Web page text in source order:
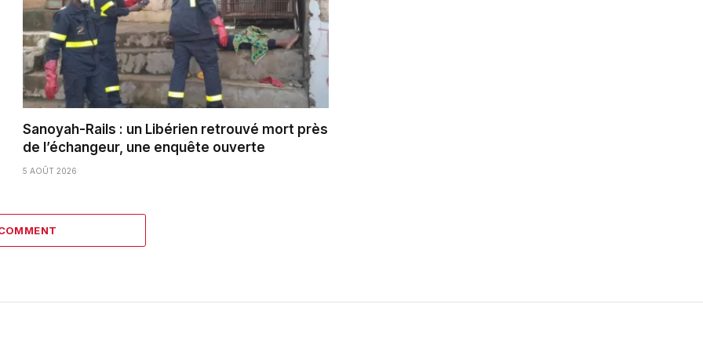
Sanoyah-Rails : un Libérien retrouvé mort près
de l’échangeur, une enquête ouverte
5 AOÛT 2026